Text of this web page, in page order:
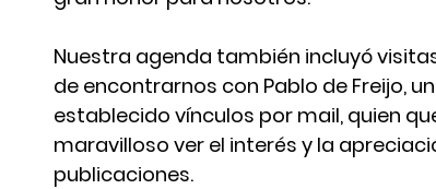
Nuestra agenda también incluyó
de encontrarnos con Pablo de Freijo,
establecido vínculos por mail, quien
maravilloso ver el interés y la
publicaciones.